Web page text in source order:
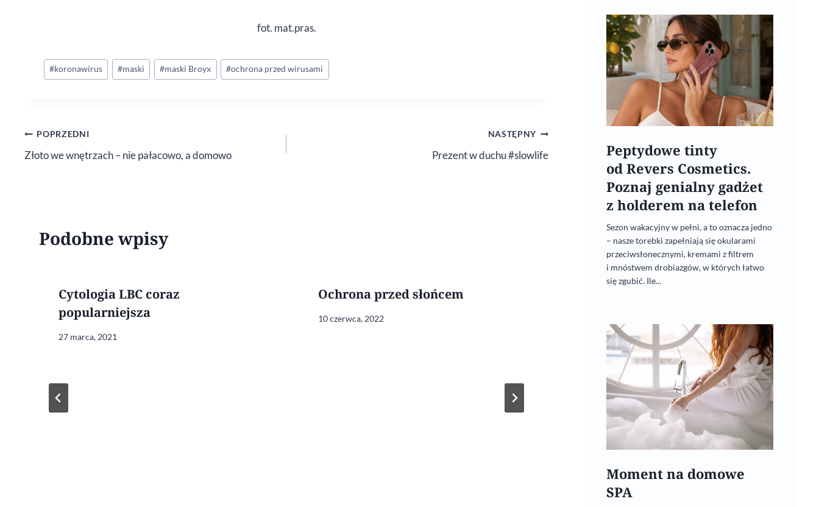
fot. mat.pras.
Tagi
wpisu:
#koronawirus #maski #maski Broyx #ochrona przed wirusami
Nawigacja
wpisu
POPRZEDNI
Złoto we wnętrzach – nie pałacowo, a domowo
NASTĘPNY
Prezent w duchu #slowlife
Podobne wpisy
Cytologia LBC coraz
popularniejsza
27 marca, 2021
Ochrona przed słońcem
10 czerwca, 2022
Aromaterapia na jesienną
chandrę
5 grudnia, 2025
Peptydowe tinty
od Revers Cosmetics.
Poznaj genialny gadżet
z holderem na telefon
Sezon wakacyjny w pełni, a to oznacza jedno
– nasze torebki zapełniają się okularami
przeciwsłonecznymi, kremami z filtrem
i mnóstwem drobiazgów, w których łatwo
się zgubić. Ile...
Moment na domowe
SPA